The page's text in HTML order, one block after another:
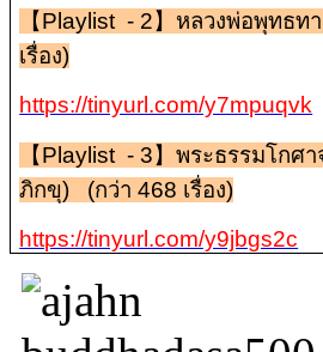
【Playlist - 2】หลวงพ่อพุทธท
เรื่อง)
https://tinyurl.com/y7mpuqvk
【Playlist - 3】พระธรรมโกศ
ภิกขุ) (กว่า 468 เรื่อง)
https://tinyurl.com/y9jbgs2c